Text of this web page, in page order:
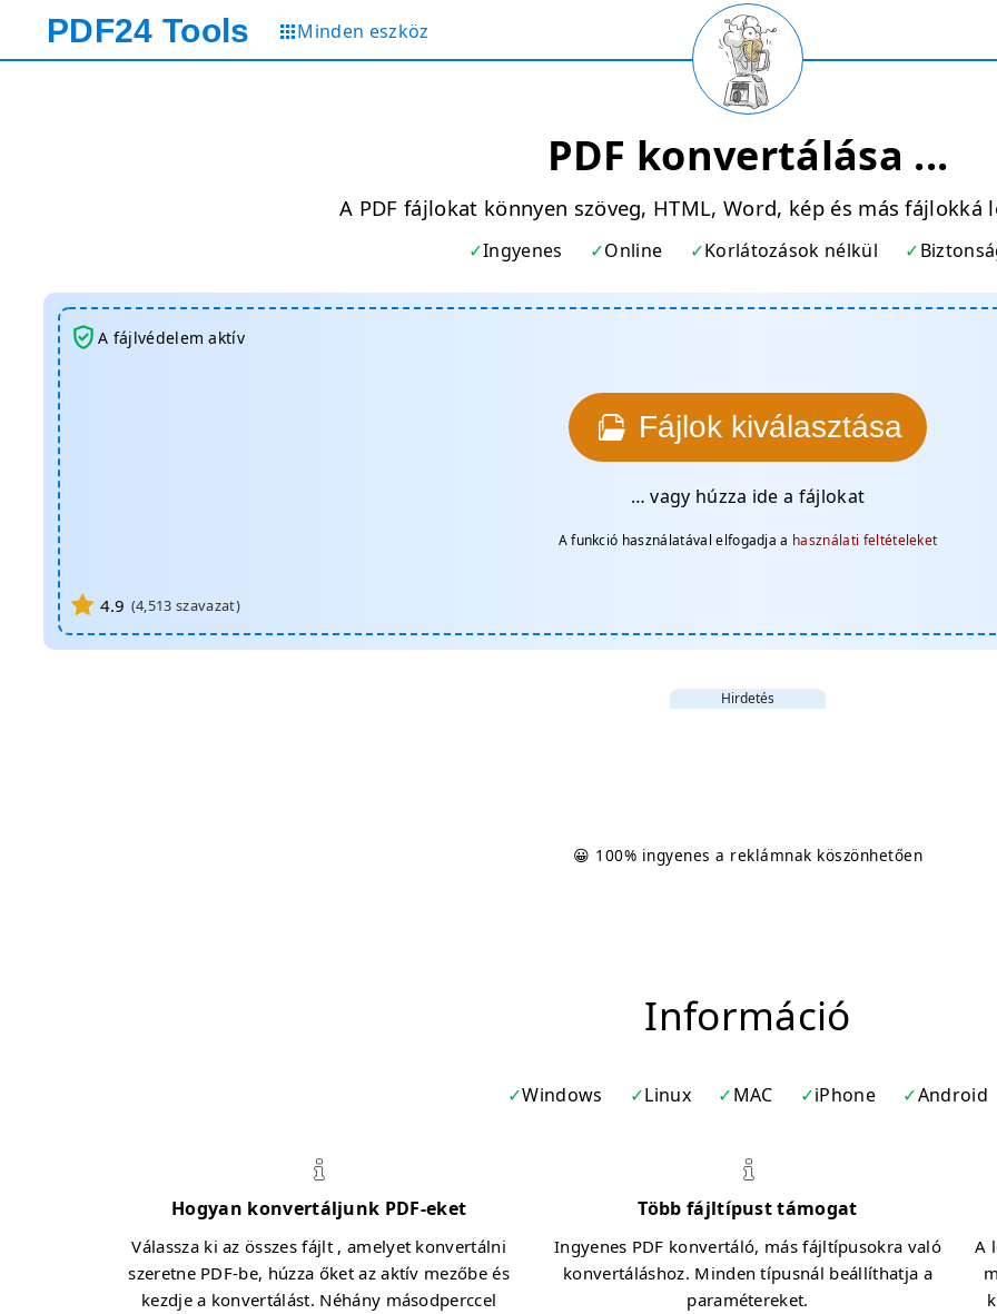
PDF24 Tools Minden eszköz
PDF konvertálása ...
A PDF fájlokat könnyen szöveg, HTML, Word, kép és más fájlokká
Ingyenes Online Korlátozások nélkül
Fájlok kiválasztása
… vagy húzza ide a fájlokat
A funkció használatával elfogadja a használati feltételeket
4.9 (4,513 szavazat)
A fájlvédelem aktív
Hirdetés
😀 100% ingyenes a reklámnak köszönhetően
Információ
Windows Linux MAC iPhone Android
Hogyan konvertáljunk PDF-eket
Válassza ki az összes fájlt , amelyet konvertálni
szeretne PDF-be, húzza őket az aktív mezőbe és
kezdje a konvertálást. Néhány másodperccel
Több fájltípust támogat
Ingyenes PDF konvertáló, más fájltípusokra való
konvertáláshoz. Minden típusnál beállíthatja a
paramétereket.
A